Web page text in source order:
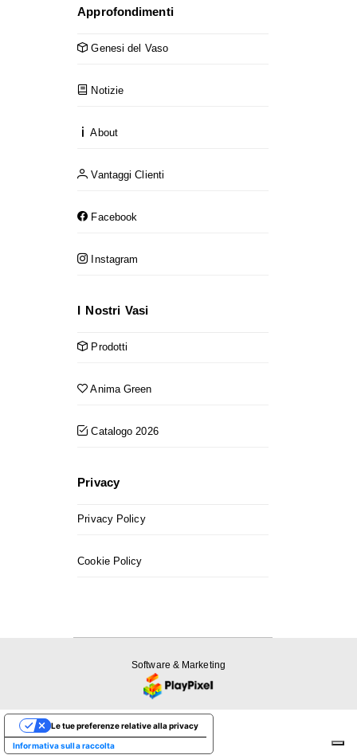
Approfondimenti
Genesi del Vaso
Notizie
About
Vantaggi Clienti
Facebook
Instagram
I Nostri Vasi
Prodotti
Anima Green
Catalogo 2026
Privacy
Privacy Policy
Cookie Policy
Software & Marketing
Informativa sulla raccolta
Le tue preferenze relative alla privacy